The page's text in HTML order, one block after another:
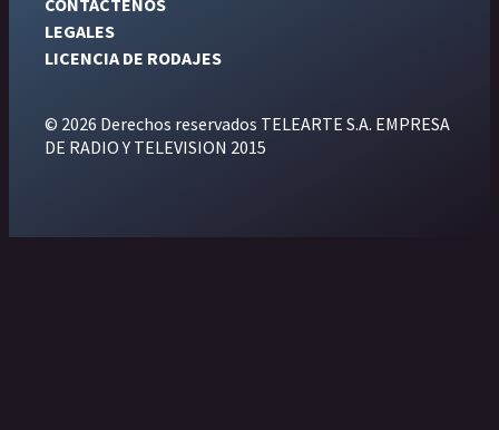
LEGALES
LICENCIA DE RODAJES
© 2026 Derechos reservados TELEARTE S.A. EMPRESA
DE RADIO Y TELEVISION 2015